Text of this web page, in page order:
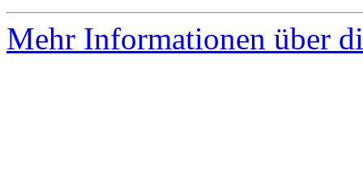
Mehr Informationen über